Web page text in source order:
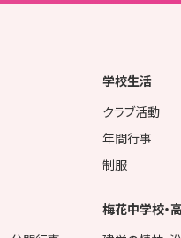
学校生活
クラブ活動
年間行事
制服
梅花中学校・